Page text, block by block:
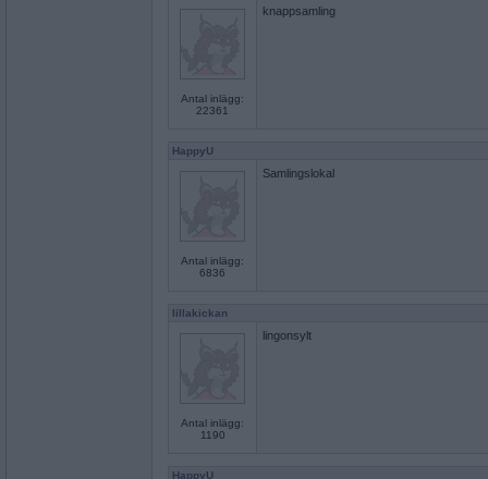
Antal inlägg:
22361
knappsamling
HappyU
Antal inlägg:
6836
Samlingslokal
lillakickan
Antal inlägg:
1190
lingonsylt
HappyU